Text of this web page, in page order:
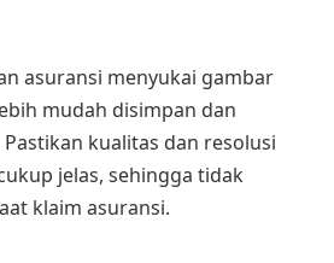
asuransi menyukai gambar
mudah disimpan dan
kualitas dan resolusi
jelas, sehingga tidak
klaim asuransi.